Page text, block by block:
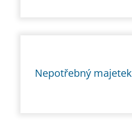
Nepotřebný majetek